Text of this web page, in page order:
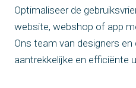
Optimaliseer de
website, webshop of app
Ons team van designers en
aantrekkelijke en efficiënte